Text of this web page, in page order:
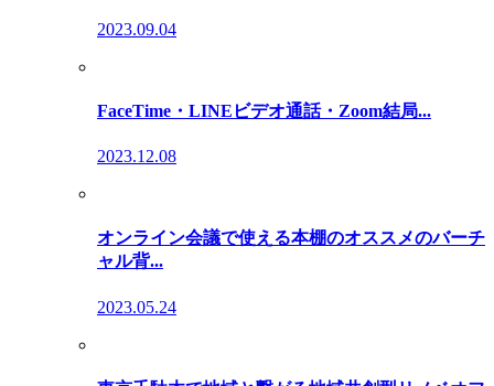
2023.09.04
FaceTime・LINEビデオ通話・Zoom結局...
2023.12.08
オンライン会議で使える本棚のオススメのバーチ
ャル背...
2023.05.24